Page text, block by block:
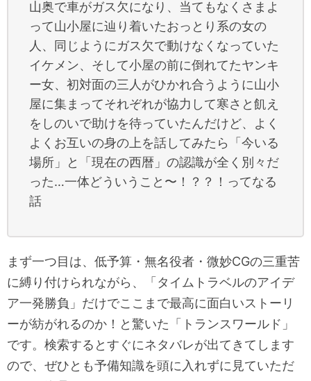
山奥で車がガス欠になり、当てもなくさまよ
って山小屋に辿り着いたおっとり系の女の
人、同じようにガス欠で動けなくなっていた
イケメン、そして小屋の前に倒れてたヤンキ
ー女、初対面の三人がひかれ合うように山小
屋に集まってそれぞれが協力して寒さと飢え
をしのいで助けを待っていたんだけど、よく
よくお互いの身の上を話してみたら「今いる
場所」と「現在の西暦」の認識が全く別々だ
った…一体どういうこと〜！？？！ってなる
話
まず一つ目は、低予算・無名役者・微妙CGの三重苦
に縛り付けられながら、「タイムトラベルのアイデ
ア一発勝負」だけでここまで最高に面白いストーリ
ーが紡がれるのか！と驚いた「トランスワールド」
です。検索するとすぐにネタバレが出てきてします
ので、ぜひとも予備知識を頭に入れずに見ていただ